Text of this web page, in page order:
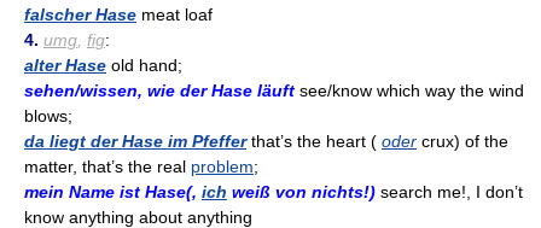
falscher Hase meat loaf
4. umg fig:
alter Hase old hand;
sehen/wissen, wie der Hase läuft see/know which way the wind
blows;
da liegt der Hase im Pfefferthat’s the heart ( oder crux) of the
matter, that’s the real problem;
mein Name ist Hase(, ich weiß von nichts!) search me!, I don’t
know anything about anything